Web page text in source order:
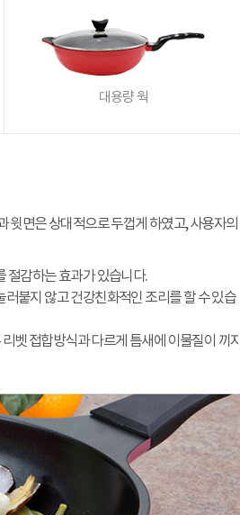
대용량 웍
윗면은 상대적으로 두껍게 하였고, 사용자의
절감하는 효과가 있습니다.
붙지 않고 건강친화적인 조리를 할 수 있습
벳 접합방식과 다르게 틈새에 이물질이 끼지